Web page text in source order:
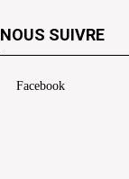
NOUS SUIVRE
Facebook